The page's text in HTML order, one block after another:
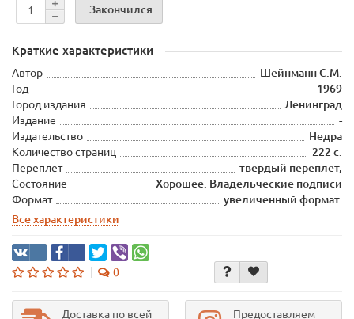
Закончился
Краткие характеристики
Автор
Шейнманн С.М.
Год
1969
Город издания
Ленинград
Издание
-
Издательство
Недра
Количество страниц
222 с.
Переплет
твердый переплет,
Состояние
Хорошее. Владельческие подписи
Формат
увеличенный формат.
Все характеристики
0
Доставка по всей
Предоставляем